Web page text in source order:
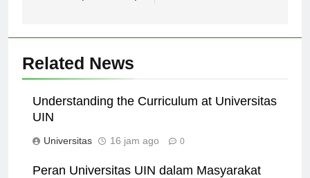
Related News
Understanding the Curriculum at Universitas
UIN
Universitas 16 jam ago 0
Peran Universitas UIN dalam Masyarakat